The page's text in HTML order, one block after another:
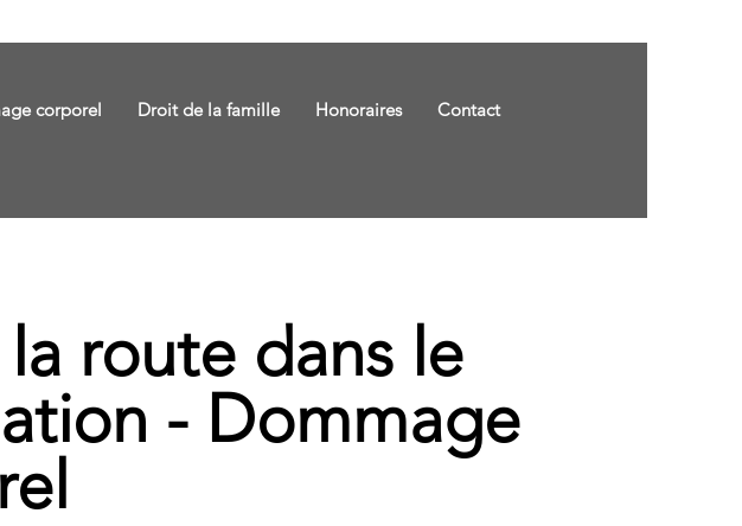
corporel Droit de la famille Honoraires Contact
route dans le
- Dommage